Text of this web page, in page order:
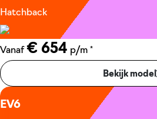
Hatchback
Vanaf € 654 p/m *
Bekijk model
EV6